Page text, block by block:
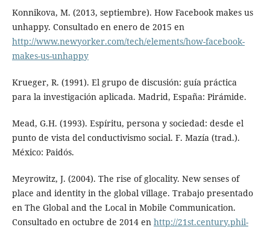
Konnikova, M. (2013, septiembre). How Facebook makes us
unhappy. Consultado en enero de 2015 en
http://www.newyorker.com/tech/elements/how-facebook-
makes-us-unhappy
Krueger, R. (1991). El grupo de discusión: guía práctica
para la investigación aplicada. Madrid, España: Pirámide.
Mead, G.H. (1993). Espíritu, persona y sociedad: desde el
punto de vista del conductivismo social. F. Mazía (trad.).
México: Paidós.
Meyrowitz, J. (2004). The rise of glocality. New senses of
place and identity in the global village. Trabajo presentado
en The Global and the Local in Mobile Communication.
Consultado en octubre de 2014 en http://21st.century.phil-